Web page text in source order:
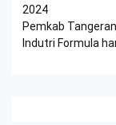
2024
Pemkab
Indutri Formula